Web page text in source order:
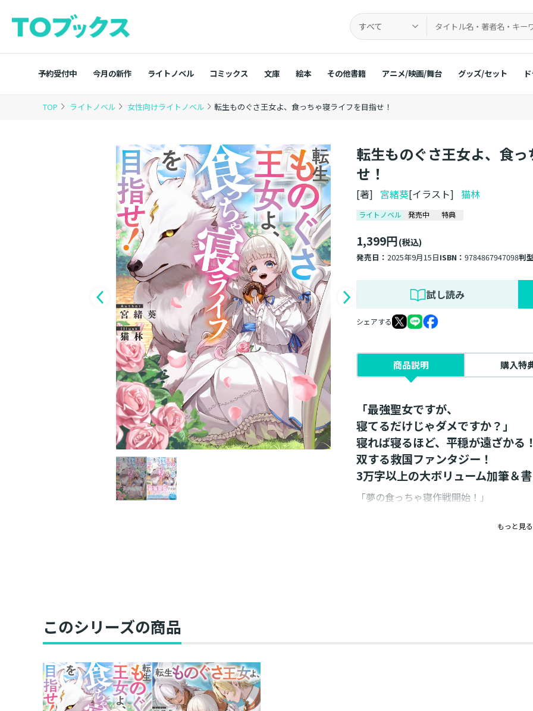
すべて
予約受付中 今月の新作 ライトノベル コミックス 文庫 絵本 その他書籍 アニメ/映画/舞台 グッズ/セット
TOP ライトノベル 女性向けライトノベル 転生ものぐさ王女よ、食っちゃ寝ライフを目指せ！
転生ものぐさ王女よ、食
せ！
[著] 宮緒葵[イラスト] 猫林
ライトノベル 発売中 特典
1,399円(税込)
発売日：2025年9月15日ISBN：9784867947098判
試し読み
シェアする
商品説明 購入特
「最強聖女ですが、
寝てるだけじゃダメですか？」
寝れば寝るほど、平穏が遠ざか
双する救国ファンタジー！
3万字以上の大ボリューム加筆＆
「夢の食っちゃ寝作戦開始！」
大帝国へ向かう馬車の中でほくそ笑んだ
もっと見る
このシリーズの商品